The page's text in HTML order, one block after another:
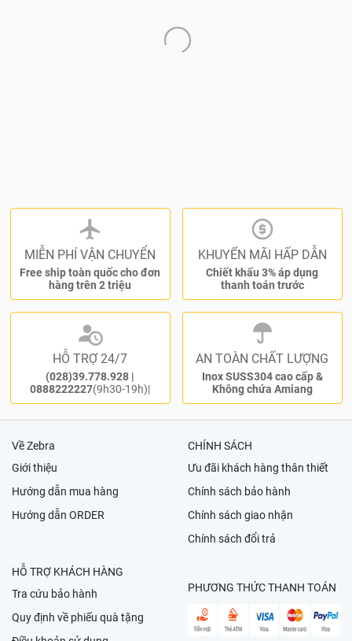
MIỄN PHÍ VẬN CHUYỂN
Free ship toàn quốc cho đơn
hàng trên 2 triệu
KHUYẾN MÃI HẤP DẪN
Chiết khấu 3% áp dụng
thanh toán trước
HỖ TRỢ 24/7
(028)39.778.928 |
0888222227(9h30-19h)|
AN TOÀN CHẤT LƯỢNG
Inox SUSS304 cao cấp &
Không chứa Amiang
Về Zebra
Giới thiệu
Hướng dẫn mua hàng
Hướng dẫn ORDER
CHÍNH SÁCH
Ưu đãi khách hàng thân thiết
Chính sách bảo hành
Chính sách giao nhận
Chính sách đổi trả
HỖ TRỢ KHÁCH HÀNG
Tra cứu bảo hành
Quy định về phiếu quà tặng
PHƯƠNG THỨC THANH TOÁN